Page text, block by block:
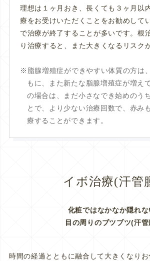
理想は１ヶ月おき、長くても３ヶ月以
療をお受けいただくことをお勧めして
で治療が終了することが多いです。根
り治療すると、また大きくなるリスク
脂腺増殖症ができやすい体質の方は
もに、また新たな脂腺増殖症が増え
の場合は、まだ小さなでき始めのう
とで、より少ない治療回数で、赤み
療することができます。
イボ治療(汗管
化粧ではなかなか隠れな
目の周りのブツブツ(汗管
時間の経過とともに融合して大きくなり